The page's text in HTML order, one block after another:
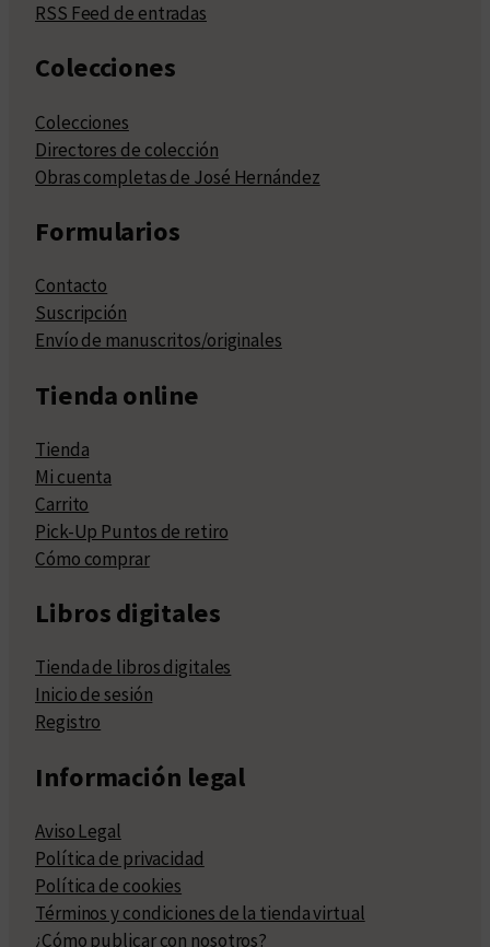
RSS Feed de entradas
Colecciones
Colecciones
Directores de colección
Obras completas de José Hernández
Formularios
Contacto
Suscripción
Envío de manuscritos/originales
Tienda online
Tienda
Mi cuenta
Carrito
Pick-Up Puntos de retiro
Cómo comprar
Libros digitales
Tienda de libros digitales
Inicio de sesión
Registro
Información legal
Aviso Legal
Política de privacidad
Política de cookies
Términos y condiciones de la tienda virtual
¿Cómo publicar con nosotros?